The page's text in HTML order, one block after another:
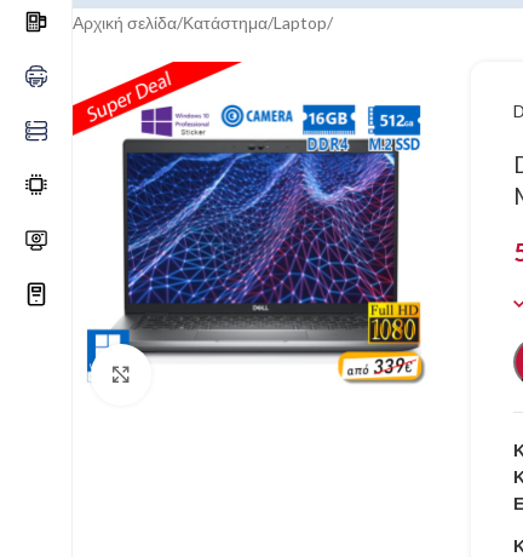
Επικοινωνία
Αρχική σελίδα/Κατάστημα/Laptop/